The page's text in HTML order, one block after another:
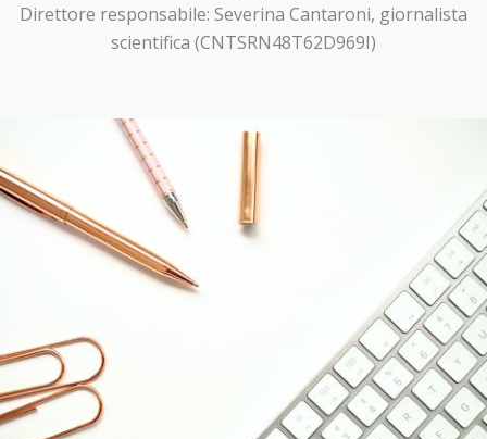
Direttore responsabile: Severina Cantaroni, giornalista
scientifica (CNTSRN48T62D969I)